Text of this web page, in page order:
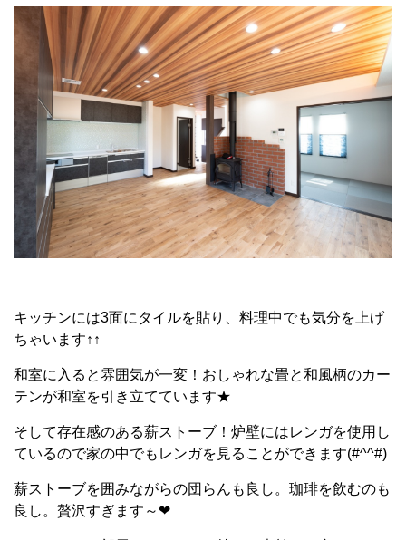
キッチンには3面にタイルを貼り、料理中でも気分を上げ
ちゃいます↑↑
和室に入ると雰囲気が一変！おしゃれな畳と和風柄のカー
テンが和室を引き立てています★
そして存在感のある薪ストーブ！炉壁にはレンガを使用し
ているので家の中でもレンガを見ることができます(#^^#)
薪ストーブを囲みながらの団らんも良し。珈琲を飲むのも
良し。贅沢すぎます～❤